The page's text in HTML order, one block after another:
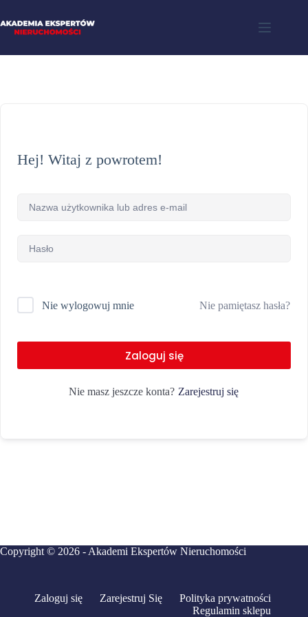
Hej! Witaj z powrotem!
Nie wylogowuj mnie Nie pamiętasz hasła?
Zaloguj się
Nie masz jeszcze konta? Zarejestruj się
Copyright © 2026 - Akademi Ekspertów Nieruchomości
Zaloguj się Zarejestruj Się
Polityka prywatności
Regulamin sklepu